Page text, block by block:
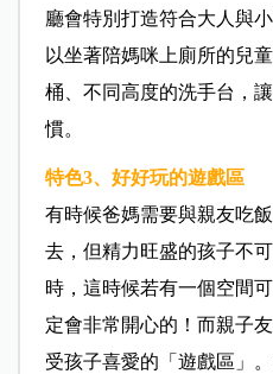
廳會特別打造符合大人與
以坐著陪媽咪上廁所的兒
桶、不同高度的洗手台，
慣。
特色3、好好玩的遊戲區
有時候爸媽需要與親友吃
去，但精力旺盛的孩子不
時，這時候若有一個空間
定會非常開心的！而親子
受孩子喜愛的「遊戲區」